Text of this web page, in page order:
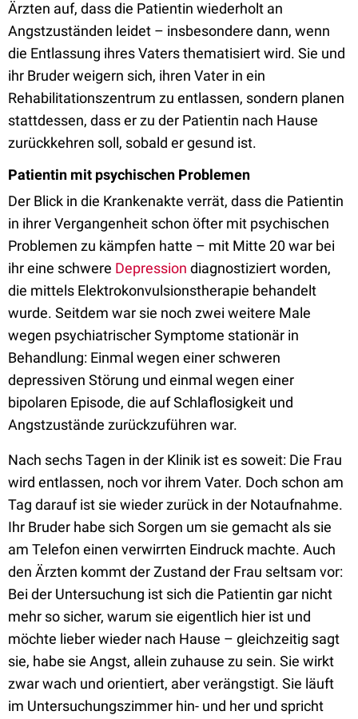
Ärzten auf, dass die Patientin wiederholt an
Angstzuständen leidet – insbesondere dann, wenn
die Entlassung ihres Vaters thematisiert wird. Sie und
ihr Bruder weigern sich, ihren Vater in ein
Rehabilitationszentrum zu entlassen, sondern planen
stattdessen, dass er zu der Patientin nach Hause
zurückkehren soll, sobald er gesund ist.
Patientin mit psychischen Problemen
Der Blick in die Krankenakte verrät, dass die Patientin
in ihrer Vergangenheit schon öfter mit psychischen
Problemen zu kämpfen hatte – mit Mitte 20 war bei
ihr eine schwere Depression diagnostiziert worden,
die mittels Elektrokonvulsionstherapie behandelt
wurde. Seitdem war sie noch zwei weitere Male
wegen psychiatrischer Symptome stationär in
Behandlung: Einmal wegen einer schweren
depressiven Störung und einmal wegen einer
bipolaren Episode, die auf Schlaflosigkeit und
Angstzustände zurückzuführen war.
Nach sechs Tagen in der Klinik ist es soweit: Die Frau
wird entlassen, noch vor ihrem Vater. Doch schon am
Tag darauf ist sie wieder zurück in der Notaufnahme.
Ihr Bruder habe sich Sorgen um sie gemacht als sie
am Telefon einen verwirrten Eindruck machte. Auch
den Ärzten kommt der Zustand der Frau seltsam vor:
Bei der Untersuchung ist sich die Patientin gar nicht
mehr so sicher, warum sie eigentlich hier ist und
möchte lieber wieder nach Hause – gleichzeitig sagt
sie, habe sie Angst, allein zuhause zu sein. Sie wirkt
zwar wach und orientiert, aber verängstigt. Sie läuft
im Untersuchungszimmer hin- und her und spricht